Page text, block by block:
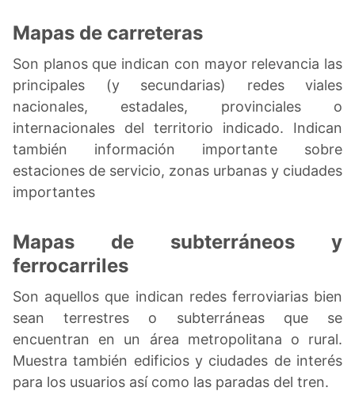
Mapas de carreteras
Son planos que indican con mayor relevancia las
principales (y secundarias) redes viales
nacionales, estadales, provinciales o
internacionales del territorio indicado. Indican
también información importante sobre
estaciones de servicio, zonas urbanas y ciudades
importantes
Mapas de subterráneos y
ferrocarriles
Son aquellos que indican redes ferroviarias bien
sean terrestres o subterráneas que se
encuentran en un área metropolitana o rural.
Muestra también edificios y ciudades de interés
para los usuarios así como las paradas del tren.